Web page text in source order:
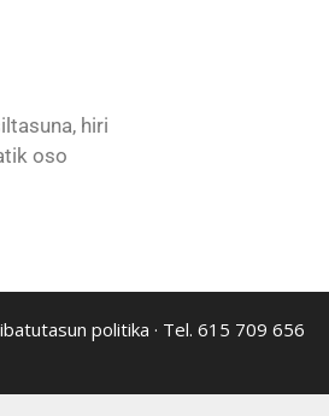
hiri
oso
politika · Tel. 615 709 656